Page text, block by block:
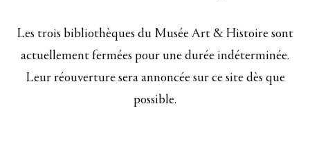
Les trois bibliothèques du Musée Art & Histoire sont
actuellement fermées pour une durée indéterminée.
Leur réouverture sera annoncée sur ce site dès que
possible.